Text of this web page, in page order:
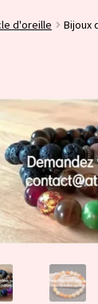
d'oreille Bijoux